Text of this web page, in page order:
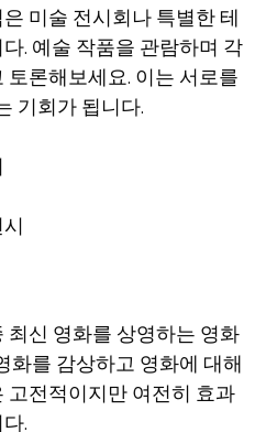
미술 전시회나 특별한 테
. 예술 작품을 관람하며 각
론해보세요. 이는 서로를
기회가 됩니다.
신 영화를 상영하는 영화
화를 감상하고 영화에 대해
전적이지만 여전히 효과
.